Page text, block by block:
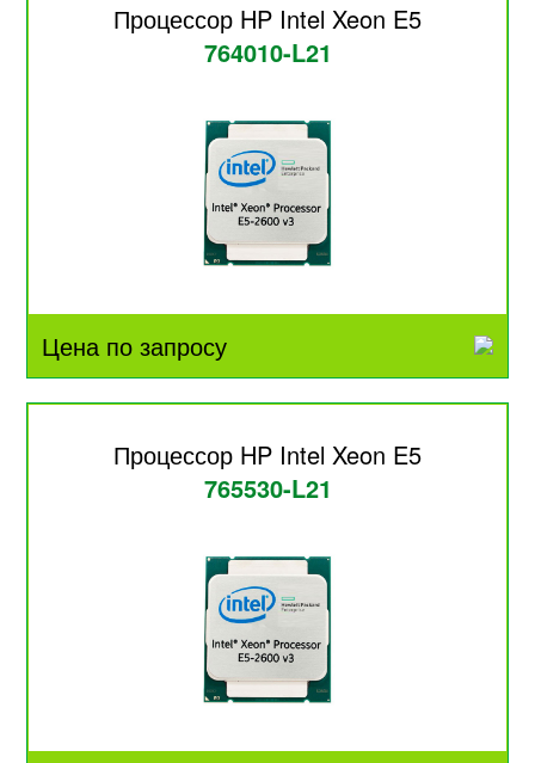
Процессор HP Intel Xeon E5
764010-L21
Цена по запросу
Процессор HP Intel Xeon E5
765530-L21